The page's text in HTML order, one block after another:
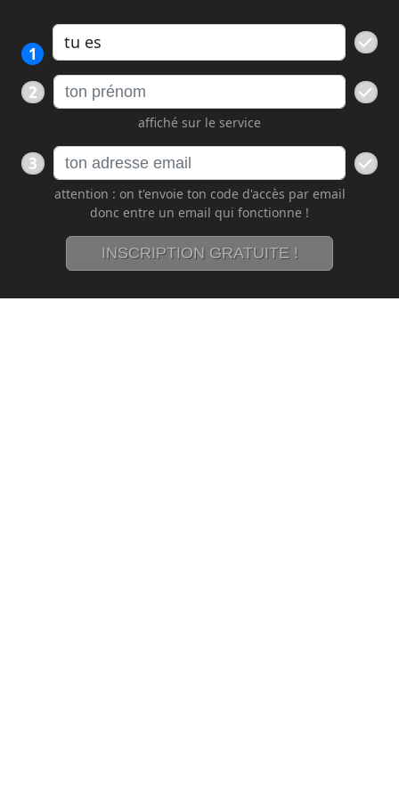
1
2
affiché sur le service
3
attention : on t'envoie ton code d'accès par email
donc entre un email qui fonctionne !
INSCRIPTION GRATUITE !